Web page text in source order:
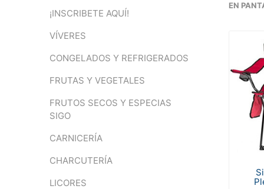
EN
¡INSCRIBETE AQUÍ!
VÍVERES
CONGELADOS Y REFRIGERADOS
FRUTAS Y VEGETALES
FRUTOS SECOS Y ESPECIAS
SIGO
CARNICERÍA
CHARCUTERÍA
LICORES